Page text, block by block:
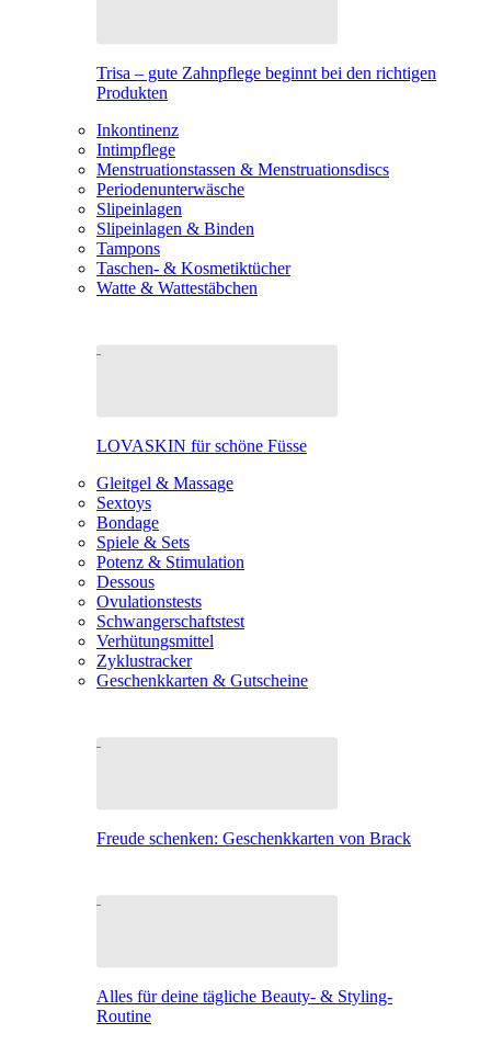
Trisa – gute Zahnpflege beginnt bei den richtigen
Produkten
Inkontinenz
Intimpflege
Menstruationstassen & Menstruationsdiscs
Periodenunterwäsche
Slipeinlagen
Slipeinlagen & Binden
Tampons
Taschen- & Kosmetiktücher
Watte & Wattestäbchen
LOVASKIN für schöne Füsse
Gleitgel & Massage
Sextoys
Bondage
Spiele & Sets
Potenz & Stimulation
Dessous
Ovulationstests
Schwangerschaftstest
Verhütungsmittel
Zyklustracker
Geschenkkarten & Gutscheine
Freude schenken: Geschenkkarten von Brack
Alles für deine tägliche Beauty- & Styling-
Routine